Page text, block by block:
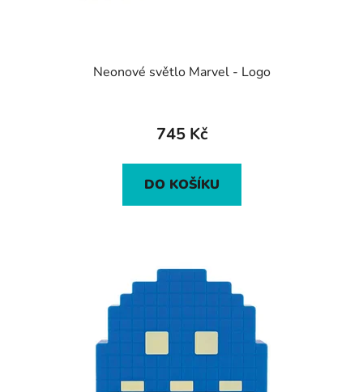
Neonové světlo Marvel - Logo
745 Kč
DO KOŠÍKU